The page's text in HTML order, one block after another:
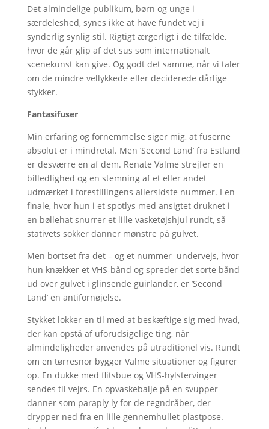
Det almindelige publikum, børn og unge i
særdeleshed, synes ikke at have fundet vej i
synderlig synlig stil. Rigtigt ærgerligt i de tilfælde,
hvor de går glip af det sus som internationalt
scenekunst kan give. Og godt det samme, når vi taler
om de mindre vellykkede eller deciderede dårlige
stykker.
Fantasifuser
Min erfaring og fornemmelse siger mig, at fuserne
absolut er i mindretal. Men ’Second Land’ fra Estland
er desværre en af dem. Renate Valme strejfer en
billedlighed og en stemning af et eller andet
udmærket i forestillingens allersidste nummer. I en
finale, hvor hun i et spotlys med ansigtet druknet i
en bøllehat snurrer et lille vasketøjshjul rundt, så
stativets sokker danner mønstre på gulvet.
Men bortset fra det – og et nummer undervejs, hvor
hun knækker et VHS-bånd og spreder det sorte bånd
ud over gulvet i glinsende guirlander, er ’Second
Land’ en antifornøjelse.
Stykket lokker en til med at beskæftige sig med hvad,
der kan opstå af uforudsigelige ting, når
almindeligheder anvendes på utraditionel vis. Rundt
om en tørresnor bygger Valme situationer og figurer
op. En dukke med flitsbue og VHS-hylstervinger
sendes til vejrs. En opvaskebalje på en svupper
danner som paraply ly for de regndråber, der
drypper ned fra en lille gennemhullet plastpose.